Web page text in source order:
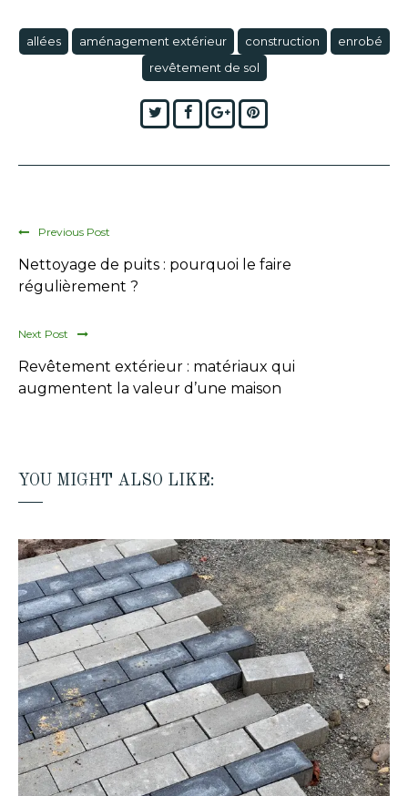
allées aménagement extérieur construction
enrobé
revêtement de sol
TwitterFacebook
Google+Pinterest
Previous Post
Nettoyage de puits : pourquoi le faire
régulièrement ?
Next Post
Revêtement extérieur : matériaux qui
augmentent la valeur d’une maison
YOU MIGHT ALSO LIKE: